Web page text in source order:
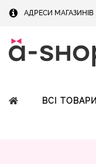
АДРЕСИ МАГАЗИНІВ
ВСІ ТОВАРИ